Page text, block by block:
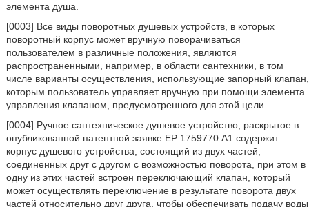
элемента душа.
[0003] Все виды поворотных душевых устройств, в которых
поворотный корпус может вручную поворачиваться
пользователем в различные положения, являются
распространенными, например, в области сантехники, в том
числе варианты осуществления, использующие запорный клапан,
которым пользователь управляет вручную при помощи элемента
управления клапаном, предусмотренного для этой цели.
[0004] Ручное сантехническое душевое устройство, раскрытое в
опубликованной патентной заявке ЕР 1759770 А1 содержит
корпус душевого устройства, состоящий из двух частей,
соединенных друг с другом с возможностью поворота, при этом в
одну из этих частей встроен переключающий клапан, который
может осуществлять переключение в результате поворота двух
частей относительно друг друга, чтобы обеспечивать подачу воды